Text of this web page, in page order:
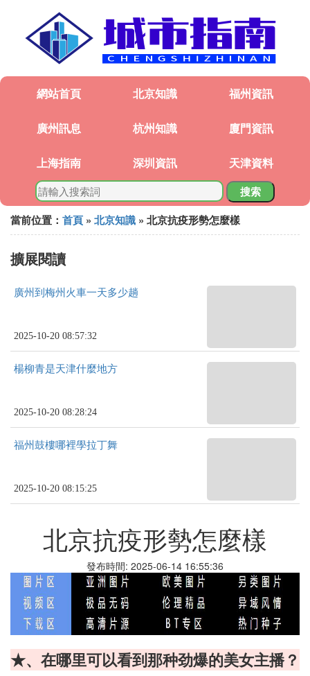
網站首頁 北京知識 福州資訊
廣州訊息 杭州知識 廈門資訊
上海指南 深圳資訊 天津資料
搜索
當前位置： 首頁 » 北京知識 » 北京抗疫形勢怎麼樣
擴展閱讀
廣州到梅州火車一天多少趟
2025-10-20 08:57:32
楊柳青是天津什麼地方
2025-10-20 08:28:24
福州鼓樓哪裡學拉丁舞
2025-10-20 08:15:25
北京抗疫形勢怎麼樣
發布時間: 2025-06-14 16:55:36
★、在哪里可以看到那种劲爆的美女主播？